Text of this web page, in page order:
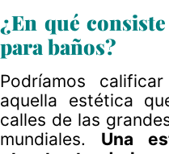
¿En qué
para baños?
Podríamos
aquella estética
calles de las
mundiales. Una